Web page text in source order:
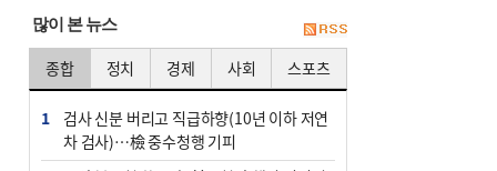
많이 본 뉴스
종합 정치 경제 사회 스포츠
1
검사 신분 버리고 직급하향(10년 이하 저연
차 검사)…檢 중수청행 기피